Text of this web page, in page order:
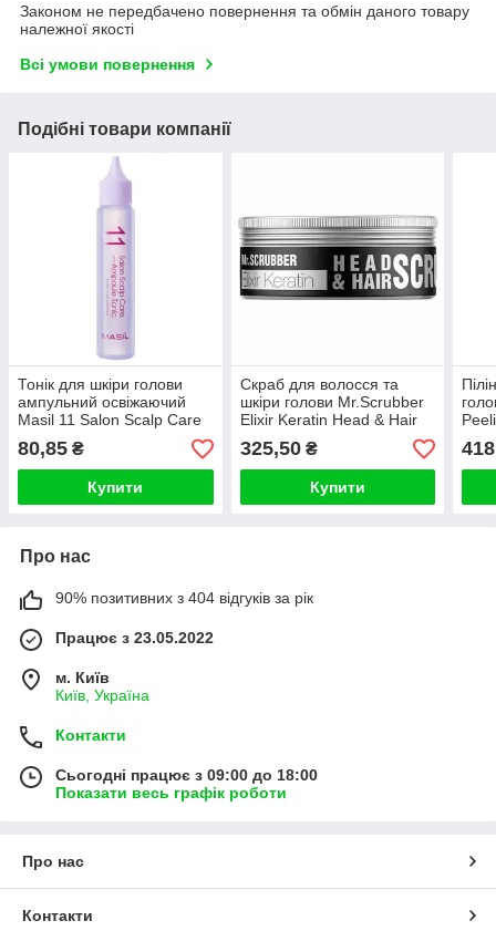
Законом не передбачено повернення та обмін даного товару
належної якості
Всі умови повернення
Подібні товари компанії
Тонік для шкіри голови
ампульний освіжаючий
Masil 11 Salon Scalp Care
Ampoule Tonic 1 шт
80,85 ₴
Купити
Скраб для волосся та
шкіри голови Mr.Scrubber
Elixir Keratin Head & Hair
Scrub 100ml
325,50₴
Купити
Про нас
90% позитивних з 404 відгуків за рік
Працює з 23.05.2022
м. Київ
Київ, Україна
Контакти
Сьогодні працює з 09:00 до 18:00
Показати весь графік роботи
Про нас
Контакти